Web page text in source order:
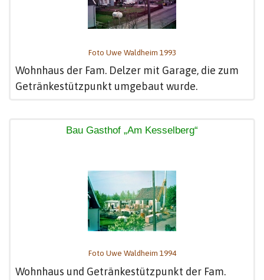
Foto Uwe Waldheim 1993
Wohnhaus der Fam. Delzer mit Garage, die zum
Getränkestützpunkt umgebaut wurde.
Bau Gasthof „Am Kesselberg“
Foto Uwe Waldheim 1994
Wohnhaus und Getränkestützpunkt der Fam.